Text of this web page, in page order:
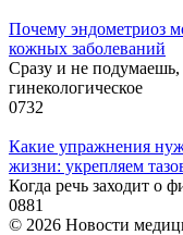
Почему эндометриоз
кожных заболеваний
Сразу и не подумаешь,
гинекологическое
0732
Какие упражнения
жизни: укрепляем
Когда речь заходит о
0881
© 2026 Новости